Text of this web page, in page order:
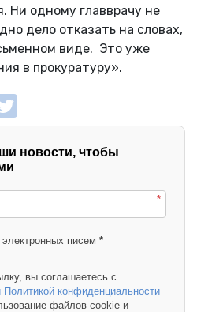
Ни одному главврачу не
дело отказать на словах,
виде. Это уже
в прокуратуру».
новости, чтобы
*
писем *
вы соглашаетесь с
конфиденциальности
файлов cookie и